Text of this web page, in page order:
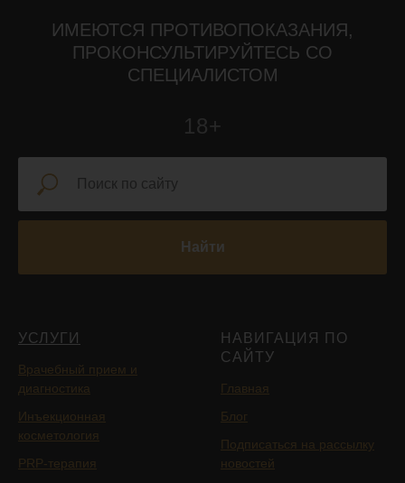
ИМЕЮТСЯ ПРОТИВОПОКАЗАНИЯ,
ПРОКОНСУЛЬТИРУЙТЕСЬ СО
СПЕЦИАЛИСТОМ
18+
Найти
УСЛУГИ
Врачебный прием и
диагностика
Инъекционная
косметология
PRP-терапия
НАВИГАЦИЯ ПО
САЙТУ
Главная
Блог
Подписаться на рассылку
новостей